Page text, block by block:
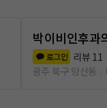
박이비인후과
로그인 리뷰 11
광주 북구 양산동